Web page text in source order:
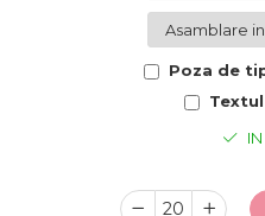
Toamna și Halloween
Buchete extravagante
HOME & OFFICE Deco
Poza de